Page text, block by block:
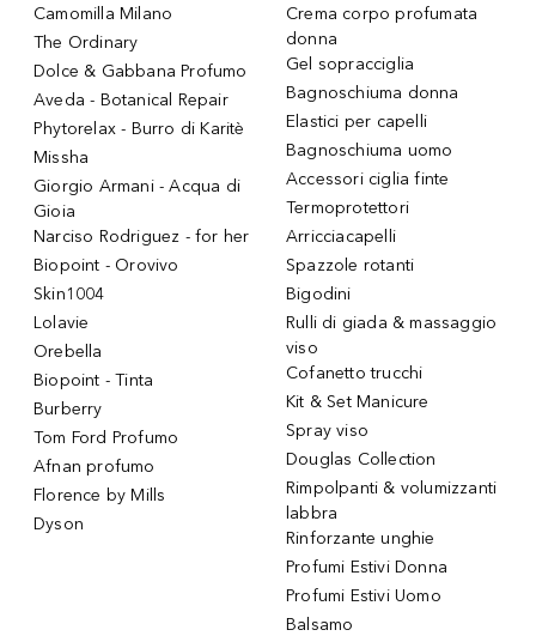
Camomilla Milano
The Ordinary
Dolce & Gabbana Profumo
Aveda - Botanical Repair
Phytorelax - Burro di Karitè
Missha
Giorgio Armani - Acqua di
Gioia
Narciso Rodriguez - for her
Biopoint - Orovivo
Skin1004
Lolavie
Orebella
Biopoint - Tinta
Burberry
Tom Ford Profumo
Afnan profumo
Florence by Mills
Dyson
Crema corpo profumata
donna
Gel sopracciglia
Bagnoschiuma donna
Elastici per capelli
Bagnoschiuma uomo
Accessori ciglia finte
Termoprotettori
Arricciacapelli
Spazzole rotanti
Bigodini
Rulli di giada & massaggio
viso
Cofanetto trucchi
Kit & Set Manicure
Spray viso
Douglas Collection
Rimpolpanti & volumizzanti
labbra
Rinforzante unghie
Profumi Estivi Donna
Profumi Estivi Uomo
Balsamo